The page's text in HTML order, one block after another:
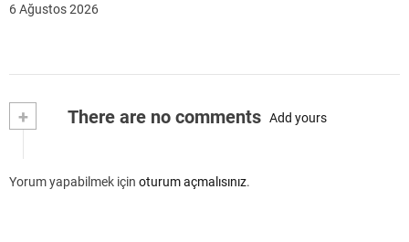
6 Ağustos 2026
+ There are no comments Add yours
Yorum yapabilmek için oturum açmalısınız.